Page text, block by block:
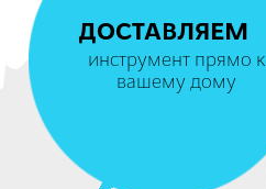
ДОСТАВЛЯЕМ
инструмент прямо к
вашему дому